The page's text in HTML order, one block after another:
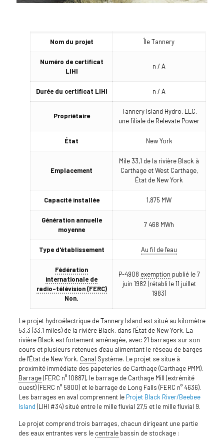
Nom du projet Île Tannery
Numéro de certificat
LIHI
n / A
Durée du certificat LIHI n / A
Propriétaire
Tannery Island Hydro, LLC,
une filiale de Relevate Power
État New York
Emplacement
Mile 33,1 de la rivière Black à
Carthage et West Carthage,
État de New York
Capacité installée 1,875 MW
Génération annuelle
moyenne
7 468 MWh
Type d'établissement Au fil de l'eau
Fédération
internationale de
radio-télévision (FERC)
Non.
P-4908 exemption publié le 7
juin 1982 (rétabli le 11 juillet
1983)
Le projet hydroélectrique de Tannery Island est situé au kilomètre
53,3 (33,1 miles) de la rivière Black, dans l'État de New York. La
rivière Black est fortement aménagée, avec 21 barrages sur son
cours et plusieurs retenues d'eau alimentant le réseau de barges
de l'État de New York. Canal Système. Le projet se situe à
proximité immédiate des papeteries de Carthage (Carthage PMM).
Barrage(FERC n° 10887), le barrage de Carthage Mill (extrémité
ouest) (FERC n° 5800) et le barrage de Long Falls (FERC n° 4636).
Les barrages en aval comprennent le Projet Black River/Beebee
Island (LIHI #34) situé entre le mille fluvial 27,5 et le mille fluvial 9.
Le projet comprend trois barrages, chacun dirigeant une partie
des eaux entrantes vers le centralebassin de stockage :